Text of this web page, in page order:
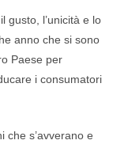
gusto, l’unicità e lo
anno che si sono
Paese per
i consumatori
che s’avverano e